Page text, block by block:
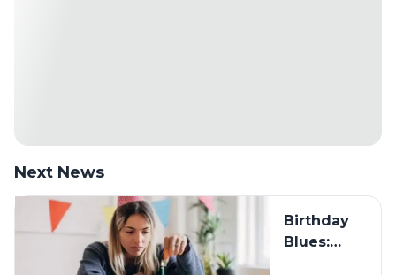
Next News
Birthday
Blues: